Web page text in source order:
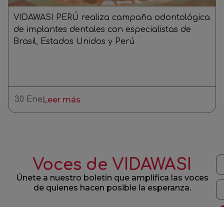
VIDAWASI PERÚ realiza campaña odontológica
de implantes dentales con especialistas de
Brasil, Estados Unidos y Perú
30 EneLeer más
Voces de VIDAWASI
Únete a nuestro boletín que amplifica las voces
de quienes hacen posible la esperanza.